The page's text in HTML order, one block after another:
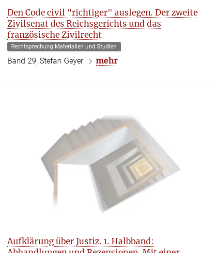
Den Code civil "richtiger" auslegen. Der zweite
Zivilsenat des Reichsgerichts und das
französische Zivilrecht
Rechtsprechung Materialien und Studien
Band 29, Stefan Geyer mehr
Aufklärung über Justiz. 1. Halbband: